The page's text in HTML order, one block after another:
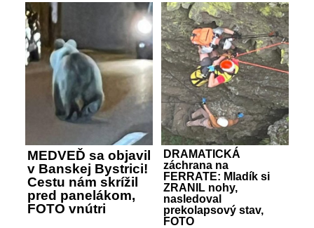
MEDVEĎ sa objavil
v Banskej Bystrici!
Cestu nám skrížil
pred panelákom,
FOTO vnútri
DRAMATICKÁ
záchrana na
FERRATE: Mladík si
ZRANIL nohy,
nasledoval
prekolapsový stav,
FOTO